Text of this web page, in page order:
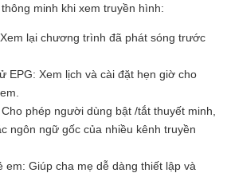
minh khi xem truyền hình:
lại chương trình đã phát sóng trước
EPG: Xem lịch và cài đặt hẹn giờ cho
phép người dùng bật /tắt thuyết minh,
ngôn ngữ gốc của nhiều kênh truyền
em: Giúp cha mẹ dễ dàng thiết lập và